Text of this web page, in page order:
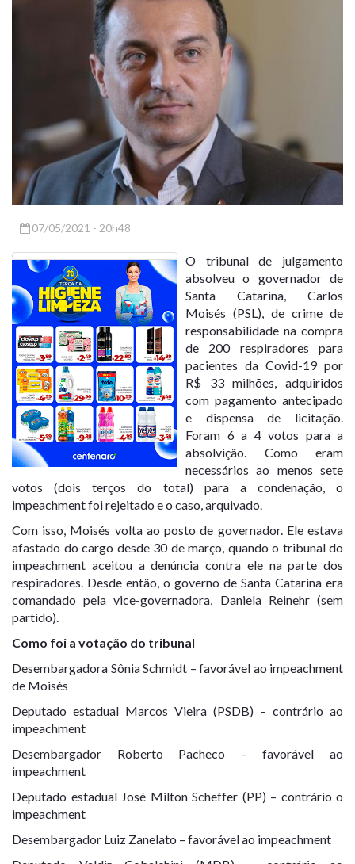
07/05/2021 - 20h48
O tribunal de julgamento
absolveu o governador de
Santa Catarina, Carlos
Moisés (PSL), de crime de
responsabilidade na compra
de 200 respiradores para
pacientes da Covid-19 por
R$ 33 milhões, adquiridos
com pagamento antecipado
e dispensa de licitação.
Foram 6 a 4 votos para a
absolvição. Como eram
necessários ao menos sete
votos (dois terços do total) para a condenação, o
impeachment foi rejeitado e o caso, arquivado.
Com isso, Moisés volta ao posto de governador. Ele estava
afastado do cargo desde 30 de março, quando o tribunal do
impeachment aceitou a denúncia contra ele na parte dos
respiradores. Desde então, o governo de Santa Catarina era
comandado pela vice-governadora, Daniela Reinehr (sem
partido).
Como foi a votação do tribunal
Desembargadora Sônia Schmidt – favorável ao impeachment
de Moisés
Deputado estadual Marcos Vieira (PSDB) – contrário ao
impeachment
Desembargador Roberto Pacheco – favorável ao
impeachment
Deputado estadual José Milton Scheffer (PP) – contrário o
impeachment
Desembargador Luiz Zanelato – favorável ao impeachment